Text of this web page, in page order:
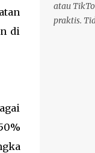
di
atau
praktis.